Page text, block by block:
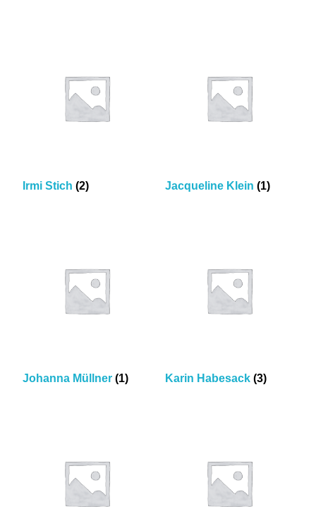
Irmi Stich (2) Jacqueline Klein (1)
Johanna Müllner (1) Karin Habesack (3)